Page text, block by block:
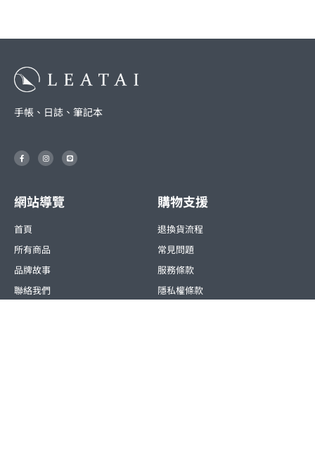
手帳、日誌、筆記本
F
a
c
k
-
I
n
s
r
a
m
L
i
n
網站導覽
首頁
所有商品
品牌故事
聯絡我們
購物支援
退換貨流程
常見問題
服務條款
隱私權條款